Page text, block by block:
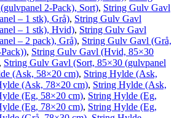
2-Pack), Sort), String Gulv Gavl
– 1 stk), Grå), String Gulv Gavl
– 1 stk), Hvid), String Gulv Gavl
– 2 pack), Grå), String Gulv Gavl (Grå,
, String Gulv Gavl (Hvid, 85×30
, String Gulv Gavl (Sort, 85×30 (gulvpanel
(Ask, 58×20 cm), String Hylde (Ask,
(Ask, 78×20 cm), String Hylde (Ask,
(Eg, 58×20 cm), String Hylde (Eg,
(Eg, 78×20 cm), String Hylde (Eg,